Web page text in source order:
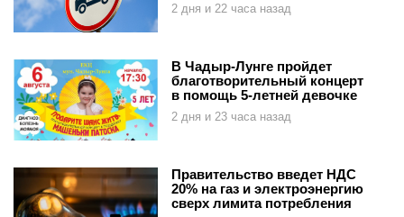
2 дня и 22 часа назад
В Чадыр-Лунге пройдет
благотворительный концерт
в помощь 5-летней девочке
2 дня и 23 часа назад
Правительство введет НДС
20% на газ и электроэнергию
сверх лимита потребления